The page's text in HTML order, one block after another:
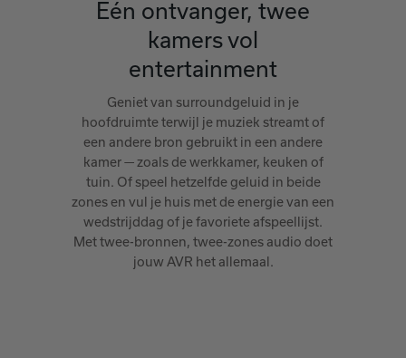
Eén ontvanger, twee
kamers vol
entertainment
Geniet van surroundgeluid in je
hoofdruimte terwijl je muziek streamt of
een andere bron gebruikt in een andere
kamer — zoals de werkkamer, keuken of
tuin. Of speel hetzelfde geluid in beide
zones en vul je huis met de energie van een
wedstrijddag of je favoriete afspeellijst.
Met twee-bronnen, twee-zones audio doet
jouw AVR het allemaal.